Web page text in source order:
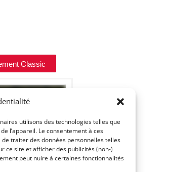
utilisons des technologies telles que
l’appareil. Le consentement à ces
traiter des données personnelles telles
ce site et afficher des publicités (non-)
peut nuire à certaines fonctionnalités
Classic